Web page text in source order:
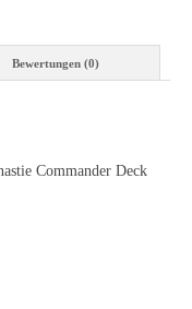
Bewertungen (0)
Commander Deck